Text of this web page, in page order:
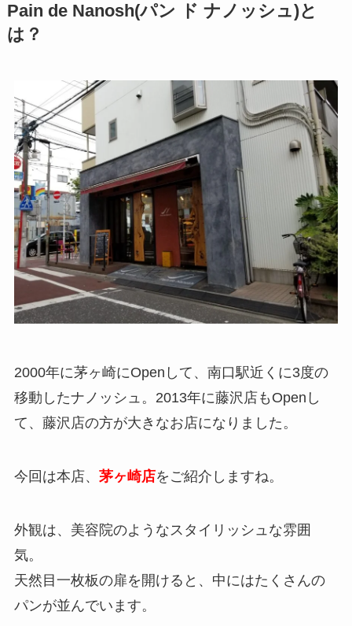
Pain de Nanosh(パン ド ナノッシュ)と
は？
2000年に茅ヶ崎にOpenして、南口駅近くに3度の
移動したナノッシュ。2013年に藤沢店もOpenし
て、藤沢店の方が大きなお店になりました。
今回は本店、 茅ヶ崎店をご紹介しますね。
外観は、美容院のようなスタイリッシュな雰囲
気。
天然目一枚板の扉を開けると、中にはたくさんの
パンが並んでいます。